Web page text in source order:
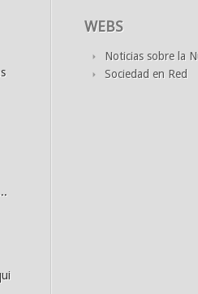
WEBS
Noticias sobre la
Sociedad en Red